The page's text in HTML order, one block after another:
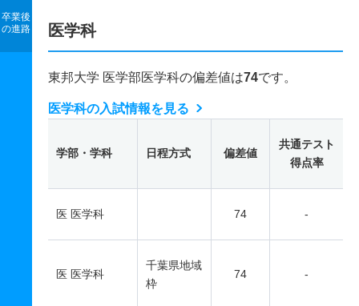
卒業後
の進路
医学科
東邦大学 医学部医学科の偏差値は74です。
医学科の入試情報を見る
学部・学科 日程方式 偏差値
共通テスト
得点率
医 医学科 74 -
医 医学科
千葉県地域
枠
74 -